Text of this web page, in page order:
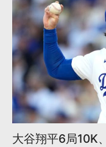
大谷翔平6局10K